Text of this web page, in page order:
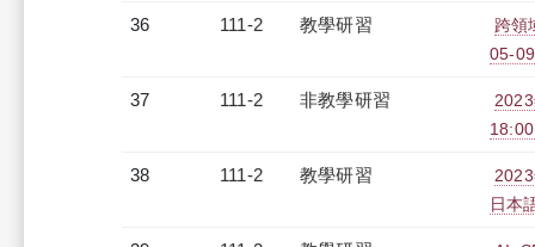
36 111-2 教學研習
跨領
05-
37 111-2 非教學研習
38 111-2 教學研習
日本